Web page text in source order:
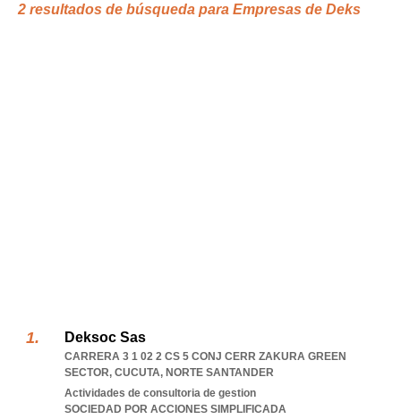
2 resultados de búsqueda para Empresas de Deks
Deksoc Sas
CARRERA 3 1 02 2 CS 5 CONJ CERR ZAKURA GREEN
SECTOR, CUCUTA, NORTE SANTANDER
Actividades de consultoria de gestion
SOCIEDAD POR ACCIONES SIMPLIFICADA